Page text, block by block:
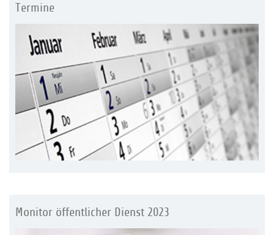
Termine
Monitor öffentlicher Dienst 2023